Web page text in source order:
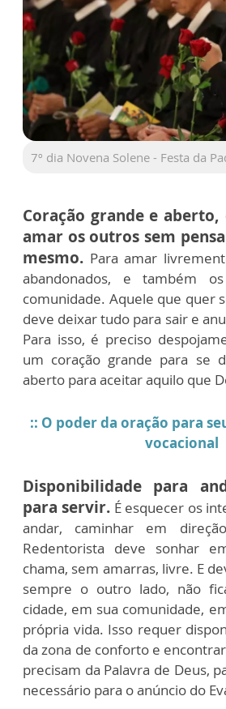
7º dia Novena Solene - Festa da
Coração grande e aberto,
amar os outros sem
mesmo. Para amar
abandonados, e também
comunidade. Aquele que quer
deve deixar tudo para sair e
Para isso, é preciso
um coração grande para se
aberto para aceitar aquilo que
:: O poder da oração para
vocacional
Disponibilidade para
para servir. É esquecer os
andar, caminhar em
Redentorista deve sonhar
chama, sem amarras, livre. E
sempre o outro lado, não
cidade, em sua comunidade,
própria vida. Isso requer
da zona de conforto e
precisam da Palavra de Deus,
necessário para o anúncio do